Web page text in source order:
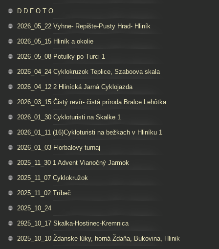
D D F O T O
2026_05_22 Vyhne- Repište-Pusty Hrad- Hliník
2026_05_15 Hliník a okolie
2026_05_08 Potulky po Turci 1
2026_04_24 Cyklokruzok Teplice, Szaboova skala
2026_04_12 2 Hlinícká Jarná Cyklojazda
2026_03_15 Čistý revír- čistá príroda Bralce Lehôtka
2026_01_30 Cykloturisti na Skalke 1
2026_01_11 (16)Cykloturisti na bežkach v Hliníku 1
2026_01_03 Florbalovy turnaj
2025_11_30 1 Advent Vianočný Jarmok
2025_11_07 Cyklokružok
2025_11_02 Tríbeč
2025_10_24
2925_10_17 Skalka-Hostinec-Kremnica
2025_10_10 Ždanske lúky, horná Ždaňa, Bukovina, Hlinik